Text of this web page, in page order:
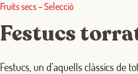
Fruits secs–Selecció
Festucs
Festucs, un d’aquells clàssics de